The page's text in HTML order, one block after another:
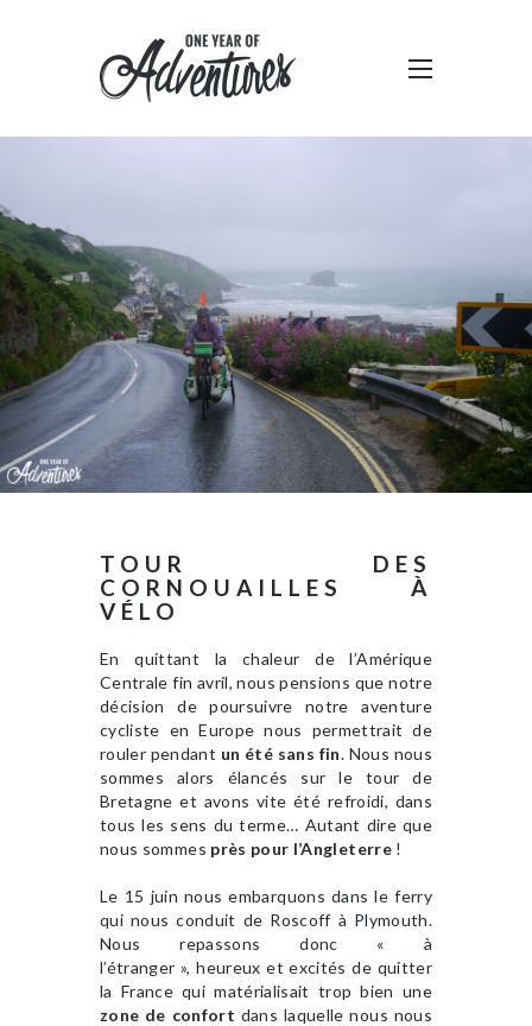
TOUR DES
CORNOUAILLES À
VÉLO
En quittant la chaleur de l’Amérique
Centrale fin avril, nous pensions que notre
décision de poursuivre notre aventure
cycliste en Europe nous permettrait de
rouler pendant un été sans fin. Nous nous
sommes alors élancés sur le tour de
Bretagne et avons vite été refroidi, dans
tous les sens du terme… Autant dire que
nous sommes près pour l’Angleterre!
Le 15 juin nous embarquons dans le ferry
qui nous conduit de Roscoff à Plymouth.
Nous repassons donc « à
l’étranger », heureux et excités de quitter
la France qui matérialisait trop bien une
zone de confort dans laquelle nous nous